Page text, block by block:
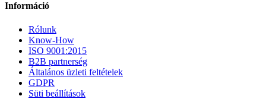
Információ
Rólunk
Know-How
ISO 9001:2015
B2B partnerség
Általános üzleti feltételek
GDPR
Süti beállítások